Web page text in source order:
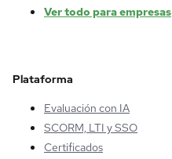
Ver todo para empresas
Plataforma
Evaluación con IA
SCORM, LTI y SSO
Certificados